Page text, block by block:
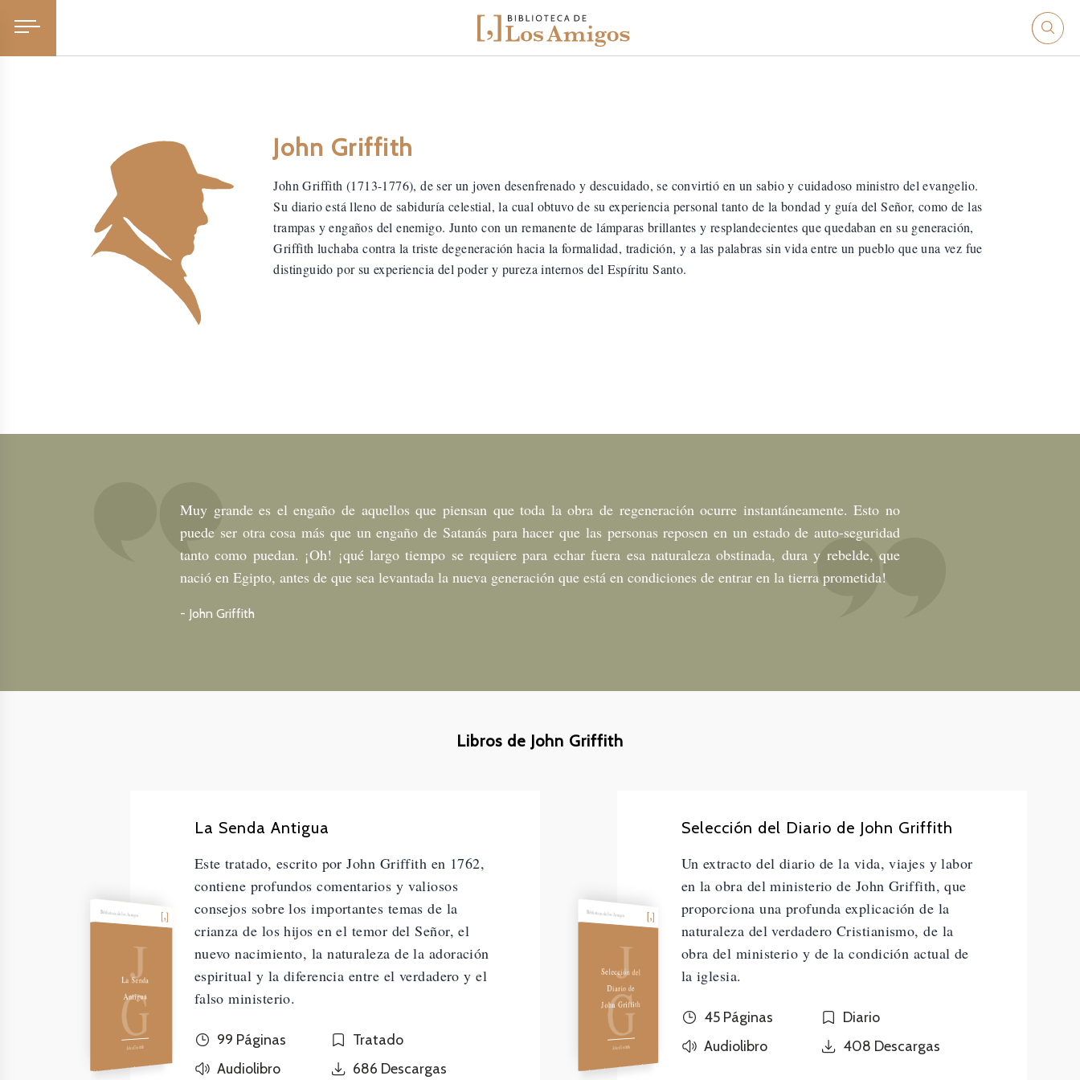
John Griffith
John Griffith (1713-1776), de ser un joven desenfrenado y descuidado, se convirtió en un sabio y cuidadoso ministro del evangelio.
Su diario está lleno de sabiduría celestial, la cual obtuvo de su experiencia personal tanto de la bondad y guía del Señor, como de las
trampas y engaños del enemigo. Junto con un remanente de lámparas brillantes y resplandecientes que quedaban en su generación,
Griffith luchaba contra la triste degeneración hacia la formalidad, tradición, y a las palabras sin vida entre un pueblo que una vez fue
distinguido por su experiencia del poder y pureza internos del Espíritu Santo.
Muy grande es el engaño de aquellos que piensan que toda la obra de regeneración ocurre instantáneamente. Esto no
puede ser otra cosa más que un engaño de Satanás para hacer que las personas reposen en un estado de auto-seguridad
tanto como puedan. ¡Oh! ¡qué largo tiempo se requiere para echar fuera esa naturaleza obstinada, dura y rebelde, que
nació en Egipto, antes de que sea levantada la nueva generación que está en condiciones de entrar en la tierra prometida!
- John Griffith
Libros de John Griffith
Biblioteca de los Amigos
J
G
La Senda
Antigua
John Griffith
La Senda Antigua
Este tratado, escrito por John Griffith en 1762,
contiene profundos comentarios y valiosos
consejos sobre los importantes temas de la
crianza de los hijos en el temor del Señor, el
nuevo nacimiento, la naturaleza de la adoración
espiritual y la diferencia entre el verdadero y el
falso ministerio.
99 Páginas
Tratado
Audiolibro
686 Descargas
Biblioteca de los Amigos
J
G
Selección del
Diario de
John Griffith
John Griffith
Selección del Diario de John Griffith
Un extracto del diario de la vida, viajes y labor
en la obra del ministerio de John Griffith, que
proporciona una profunda explicación de la
naturaleza del verdadero Cristianismo, de la
obra del ministerio y de la condición actual de
la iglesia.
45 Páginas
Diario
Audiolibro
408 Descargas